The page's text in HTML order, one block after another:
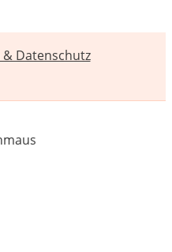
Datenschutz